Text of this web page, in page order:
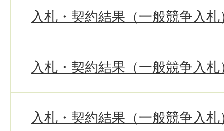
入札・契約結果（一般競争入
入札・契約結果（一般競争入
入札・契約結果（一般競争入